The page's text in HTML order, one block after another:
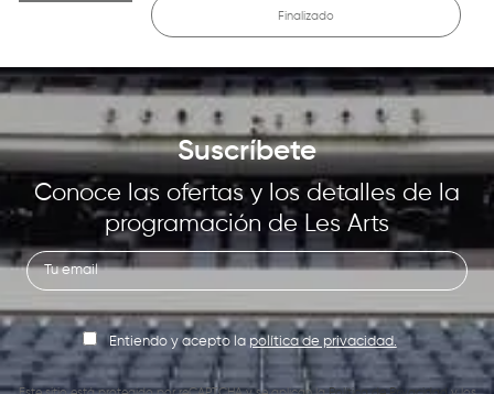
Finalizado
Suscríbete
Conoce las ofertas y los detalles de la
programación de Les Arts
Entiendo y acepto la política de privacidad.